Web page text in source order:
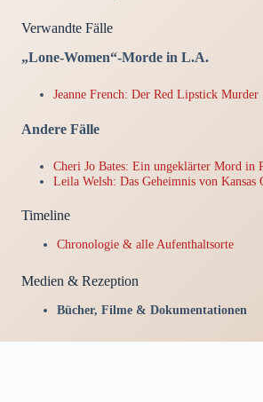
Verwandte Fälle
„Lone-Women“-Morde in L.A.
Jeanne French: Der Red Lipstick Murder
Andere Fälle
Cheri Jo Bates: Ein ungeklärter Mord in
Leila Welsh: Das Geheimnis von Kansas
Timeline
Chronologie & alle Aufenthaltsorte
Medien & Rezeption
Bücher, Filme & Dokumentationen